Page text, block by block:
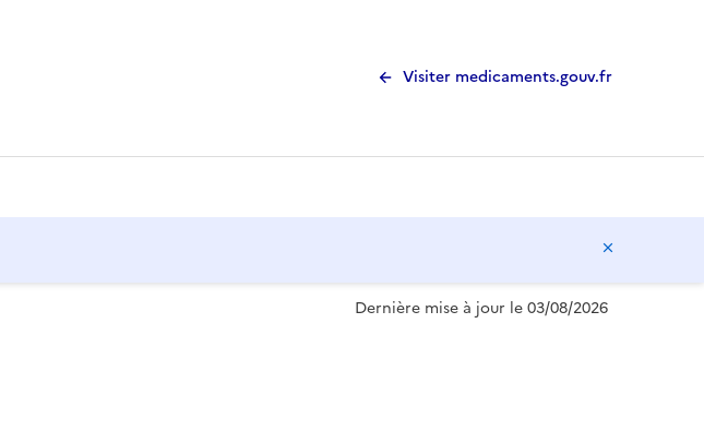
Visiter medicaments.gouv.fr
Dernière mise à jour le 03/08/2026